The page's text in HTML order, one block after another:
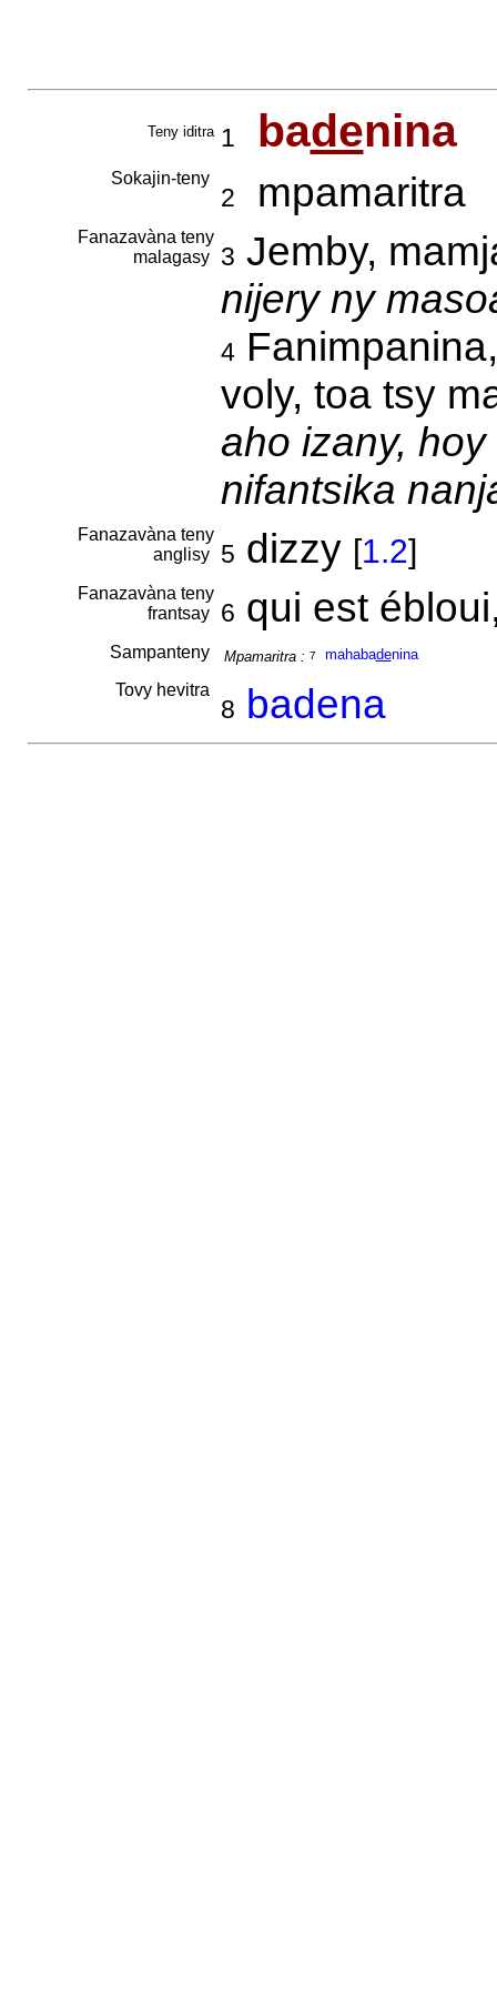
Teny iditra 1 badenina
Sokajin-teny
2 mpamaritra
Fanazavàna teny
malagasy
3 Jemby,
nijery ny
4
voly, toa tsy
aho izany,
nifantsika
Fanazavàna teny
anglisy
5 dizzy [1.2]
Fanazavàna teny
frantsay
6 qui est
Sampanteny Mpamaritra : 7 mahabadenina
Tovy hevitra
8 badena